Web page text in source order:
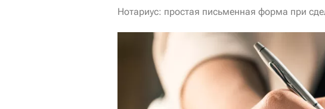
Нотариус: простая письменная форма при